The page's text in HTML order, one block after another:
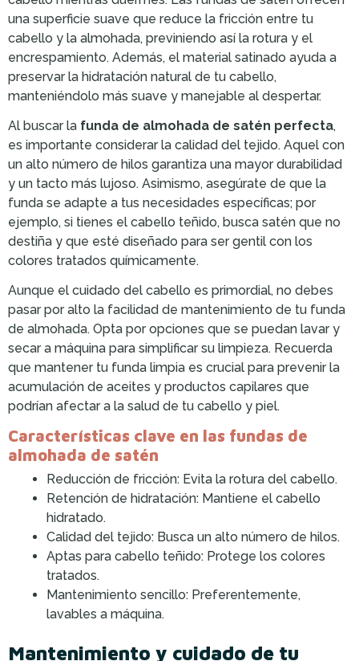
una superficie suave que reduce la fricción entre tu
cabello y la almohada, previniendo así la rotura y el
encrespamiento. Además, el material satinado ayuda a
preservar la hidratación natural de tu cabello,
manteniéndolo más suave y manejable al despertar.
Al buscar la funda de almohada de satén perfecta,
es importante considerar la calidad del tejido. Aquel con
un alto número de hilos garantiza una mayor durabilidad
y un tacto más lujoso. Asimismo, asegúrate de que la
funda se adapte a tus necesidades específicas; por
ejemplo, si tienes el cabello teñido, busca satén que no
destiña y que esté diseñado para ser gentil con los
colores tratados químicamente.
Aunque el cuidado del cabello es primordial, no debes
pasar por alto la facilidad de mantenimiento de tu funda
de almohada. Opta por opciones que se puedan lavar y
secar a máquina para simplificar su limpieza. Recuerda
que mantener tu funda limpia es crucial para prevenir la
acumulación de aceites y productos capilares que
podrían afectar a la salud de tu cabello y piel.
Características clave en las fundas de
almohada de satén
Reducción de fricción: Evita la rotura del cabello.
Retención de hidratación: Mantiene el cabello
hidratado.
Calidad del tejido: Busca un alto número de hilos.
Aptas para cabello teñido: Protege los colores
tratados.
Mantenimiento sencillo: Preferentemente,
lavables a máquina.
Mantenimiento y cuidado de tu